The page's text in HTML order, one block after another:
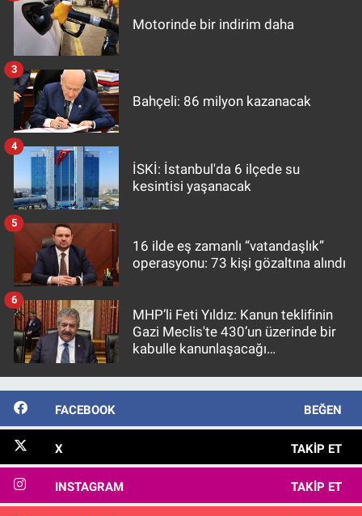
Motorinde bir indirim daha
Bahçeli: 86 milyon kazanacak
3
İSKİ: İstanbul'da 6 ilçede su
kesintisi yaşanacak
4
16 ilde eş zamanlı “vatandaşlık”
operasyonu: 73 kişi gözaltına alındı
5
MHP’li Feti Yıldız: Kanun teklifinin
Gazi Meclis'te 430’un üzerinde bir
kabulle kanunlaşacağı
6
FACEBOOK BEĞEN
X TAKIP ET
INSTAGRAM TAKIP ET